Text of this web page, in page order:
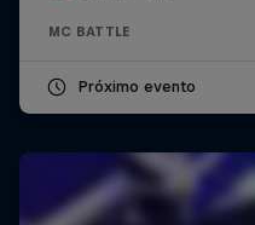
MC BATTLE
Próximo evento